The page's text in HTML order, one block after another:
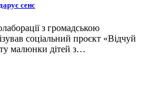
сенс
з громадською
соціальний проєкт «Відчуй
малюнки дітей з…